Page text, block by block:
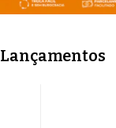
Lançamentos